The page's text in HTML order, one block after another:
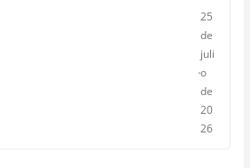
25
de
juli
o
de
20
26